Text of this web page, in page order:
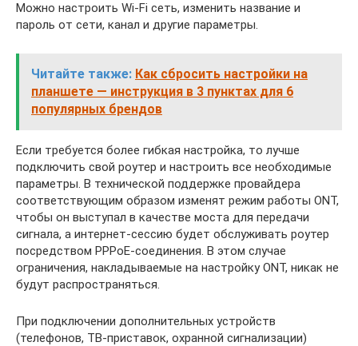
Можно настроить Wi-Fi сеть, изменить название и
пароль от сети, канал и другие параметры.
Читайте также: Как сбросить настройки на
планшете — инструкция в 3 пунктах для 6
популярных брендов
Если требуется более гибкая настройка, то лучше
подключить свой роутер и настроить все необходимые
параметры. В технической поддержке провайдера
соответствующим образом изменят режим работы ONT,
чтобы он выступал в качестве моста для передачи
сигнала, а интернет-сессию будет обслуживать роутер
посредством PPPoE-соединения. В этом случае
ограничения, накладываемые на настройку ONT, никак не
будут распространяться.
При подключении дополнительных устройств
(телефонов, ТВ-приставок, охранной сигнализации)